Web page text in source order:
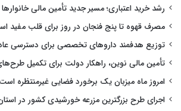
رشد خرید اعتباری؛ مسیر جدید تأمین مالی خانوارها
مصرف قهوه تا پنج فنجان در روز برای قلب مفید
توزیع هدفمند داروهای تخصصی برای دسترسی
تأمین مالی نوین، راهکار دولت برای تکمیل
امروز ماه میزبان یک برخورد فضایی غیرمنتظره است
اجرای طرح بزرگترین مزرعه خورشیدی کشور در